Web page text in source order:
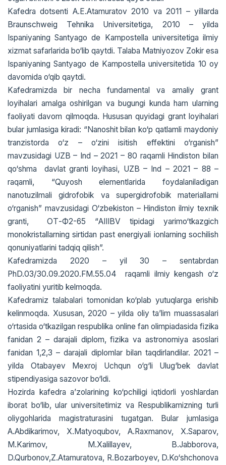
Kafedra dotsenti A.E.Atamuratov 2010 va 2011 – yillarda
Braunschweig Tehnika Universitetiga, 2010 – yilda
Ispaniyaning Santyago de Kampostella universitetiga ilmiy
xizmat safarlarida bo‘lib qaytdi. Talaba Matniyozov Zokir esa
Ispaniyaning Santyago de Kampostella universitetida 10 oy
davomida o‘qib qaytdi.
Kafedramizda bir necha fundamental va amaliy grant
loyihalari amalga oshirilgan va bugungi kunda ham ularning
faoliyati davom qilmoqda. Hususan quyidagi grant loyihalari
bular jumlasiga kiradi: “Nanoshit bilan ko‘p qatlamli maydoniy
tranzistorda o‘z – o‘zini isitish effektini o‘rganish”
mavzusidagi UZB – Ind – 2021 – 80 raqamli Hindiston bilan
qo‘shma davlat granti loyihasi, UZB – Ind – 2021 – 88 –
raqamli, “Quyosh elementlarida foydalaniladigan
nanotuzilmali gidrofobik va supergidrofobik materiallarni
o‘rganish” mavzusidagi O‘zbekiston – Hindiston ilmiy texnik
granti, ОТ-Ф2-65 “AIIIBV tipidagi yarimo‘tkazgich
monokristallarning sirtidan past energiyali ionlarning sochilish
qonuniyatlarini tadqiq qilish”.
Kafedramizda 2020 – yil 30 – sentabrdan
PhD.03/30.09.2020.FM.55.04 raqamli ilmiy kengash o‘z
faoliyatini yuritib kelmoqda.
Kafedramiz talabalari tomonidan ko‘plab yutuqlarga erishib
kelinmoqda. Xususan, 2020 – yilda oliy ta’lim muassasalari
o‘rtasida o‘tkazilgan respublika online fan olimpiadasida fizika
fanidan 2 – darajali diplom, fizika va astronomiya asoslari
fanidan 1,2,3 – darajali diplomlar bilan taqdirlandilar. 2021 –
yilda Otabayev Mexroj Uchqun o‘g‘li Ulug‘bek davlat
stipendiyasiga sazovor bo‘ldi.
Hоzirda kafеdra a’zоlarining ko‘pchiligi iqtidоrli yoshlardan
ibоrat bo‘lib, ular univеrsitеtimiz va Rеspublikamizning turli
оliygоhlarida magistraturasini tugatgan. Bular jumlasiga
A.Abdikarimоv, Х.Matyoqubоv, A.Raхmanоv, Х.Saparоv,
M.Karimov, M.Хalillayеv, B.Jabbоrоva,
D.Qurbonоv,Z.Atamuratоva, R.Bozarboyev, D.Ko‘shchonova